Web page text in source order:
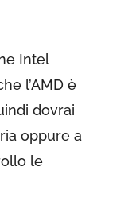
Intel
l’AMD è
dovrai
oppure a
le